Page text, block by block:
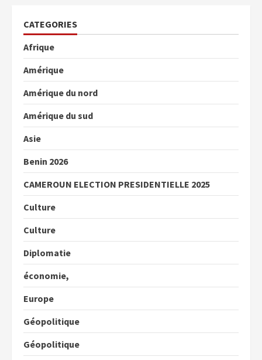
CATEGORIES
Afrique
Amérique
Amérique du nord
Amérique du sud
Asie
Benin 2026
CAMEROUN ELECTION PRESIDENTIELLE 2025
Culture
Culture
Diplomatie
économie,
Europe
Géopolitique
Géopolitique